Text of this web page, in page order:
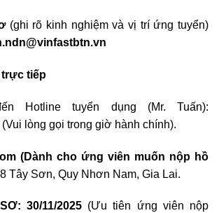
(ghi rõ kinh nghiệm và vị trí ứng tuyển)
trực tiếp
Hotline tuyển dụng (Mr. Tuấn):
lòng gọi trong giờ hành chính).
(Dành cho ứng viên muốn nộp hồ
Tây Sơn, Quy Nhơn Nam, Gia Lai.
30/11/2025(Ưu tiên ứng viên nộp